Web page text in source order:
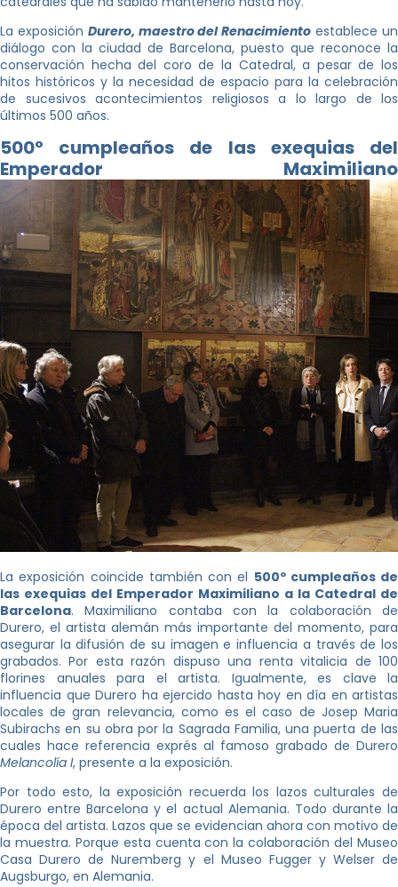
La exposición Durero, maestro del Renacimiento establece un
diálogo con la ciudad de Barcelona, puesto que reconoce la
conservación hecha del coro de la Catedral, a pesar de los
hitos históricos y la necesidad de espacio para la celebración
de sucesivos acontecimientos religiosos a lo largo de los
últimos 500 años.
500º cumpleaños de las exequias del
Emperador Maximiliano
La exposición coincide también con el 500º cumpleaños de
las exequias del Emperador Maximiliano a la Catedral de
Barcelona. Maximiliano contaba con la colaboración de
Durero, el artista alemán más importante del momento, para
asegurar la difusión de su imagen e influencia a través de los
grabados. Por esta razón dispuso una renta vitalicia de 100
florines anuales para el artista. Igualmente, es clave la
influencia que Durero ha ejercido hasta hoy en día en artistas
locales de gran relevancia, como es el caso de Josep Maria
Subirachs en su obra por la Sagrada Familia, una puerta de las
cuales hace referencia exprés al famoso grabado de Durero
Melancolía I, presente a la exposición.
Por todo esto, la exposición recuerda los lazos culturales de
Durero entre Barcelona y el actual Alemania. Todo durante la
época del artista. Lazos que se evidencian ahora con motivo de
la muestra. Porque esta cuenta con la colaboración del Museo
Casa Durero de Nuremberg y el Museo Fugger y Welser de
Augsburgo, en Alemania.